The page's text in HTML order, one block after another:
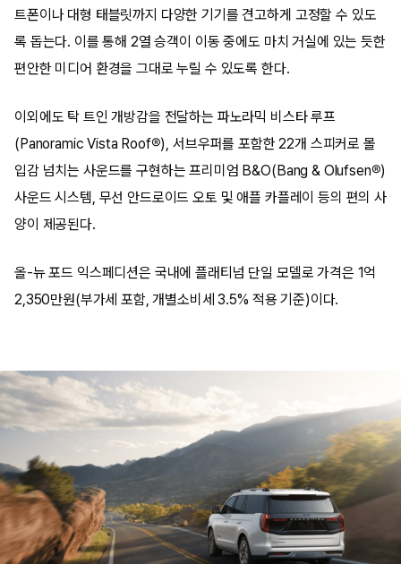
트폰이나 대형 태블릿까지 다양한 기기를 견고하게 고정할 수 있도
록 돕는다. 이를 통해 2열 승객이 이동 중에도 마치 거실에 있는 듯한
편안한 미디어 환경을 그대로 누릴 수 있도록 한다.
이외에도 탁 트인 개방감을 전달하는 파노라믹 비스타 루프
(Panoramic Vista Roof®), 서브우퍼를 포함한 22개 스피커로 몰
입감 넘치는 사운드를 구현하는 프리미엄 B&O(Bang & Olufsen®)
사운드 시스템, 무선 안드로이드 오토 및 애플 카플레이 등의 편의 사
양이 제공된다.
올-뉴 포드 익스페디션은 국내에 플래티넘 단일 모델로 가격은 1억
2,350만원(부가세 포함, 개별소비세 3.5% 적용 기준)이다.